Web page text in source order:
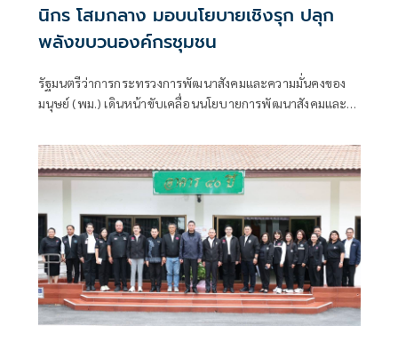
นิกร โสมกลาง มอบนโยบายเชิงรุก ปลุก
พลังขบวนองค์กรชุมชน
รัฐมนตรีว่าการกระทรวงการพัฒนาสังคมและความมั่นคงของ
มนุษย์ (พม.) เดินหน้าขับเคลื่อนนโยบายการพัฒนาสังคมและ
นโยบายการบริหารงานแก่สถาบันพัฒนาองค์กรชุมชน
(องค์การมหาชน) หรือ พอช. เน้นย้ำการเสริมสร้างธรรมาภิบาล
ยกระดับคุณภาพชีวิต และสนับสนุนพลังการจัดการตนเองของ
องค์กรชุมชนทั่วประเทศเพื่อความยั่งยืนจากฐานราก